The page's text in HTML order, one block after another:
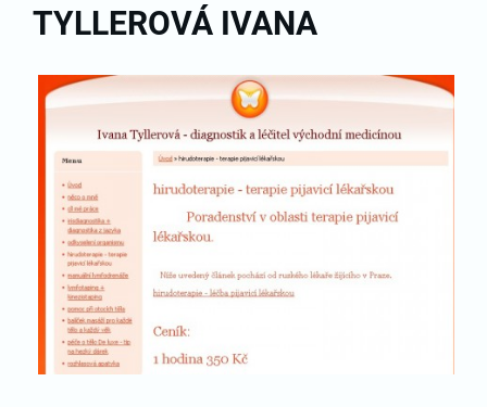
TYLLEROVÁ IVANA